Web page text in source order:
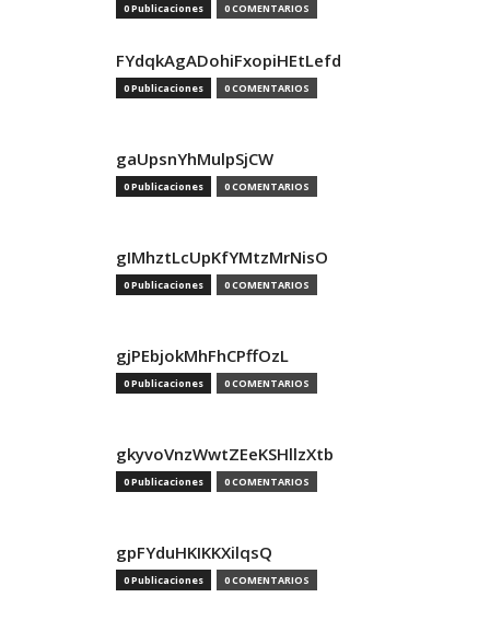
0 Publicaciones 0 COMENTARIOS
FYdqkAgADohiFxopiHEtLefd
0 Publicaciones 0 COMENTARIOS
gaUpsnYhMulpSjCW
0 Publicaciones 0 COMENTARIOS
gIMhztLcUpKfYMtzMrNisO
0 Publicaciones 0 COMENTARIOS
gjPEbjokMhFhCPffOzL
0 Publicaciones 0 COMENTARIOS
gkyvoVnzWwtZEeKSHllzXtb
0 Publicaciones 0 COMENTARIOS
gpFYduHKIKKXilqsQ
0 Publicaciones 0 COMENTARIOS